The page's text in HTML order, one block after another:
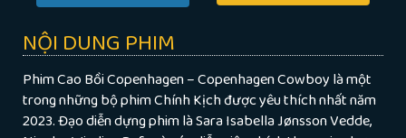
NỘI DUNG PHIM
Phim Cao Bồi Copenhagen – Copenhagen Cowboy là một
trong những bộ phim Chính Kịch được yêu thích nhất năm
2023. Đạo diễn dựng phim là Sara Isabella Jønsson Vedde,